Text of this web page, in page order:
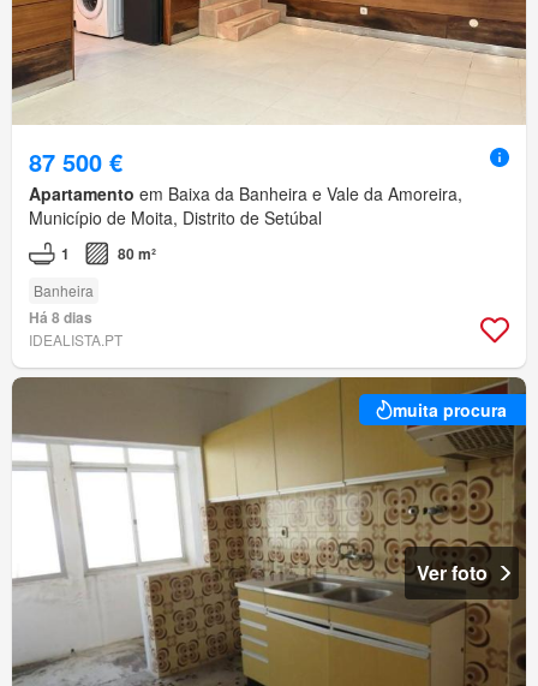
87 500 €
Apartamento em Baixa da Banheira e Vale da Amoreira,
Município de Moita, Distrito de Setúbal
1 80 m²
Banheira
Há 8 dias
IDEALISTA.PT
muita procura
Ver foto